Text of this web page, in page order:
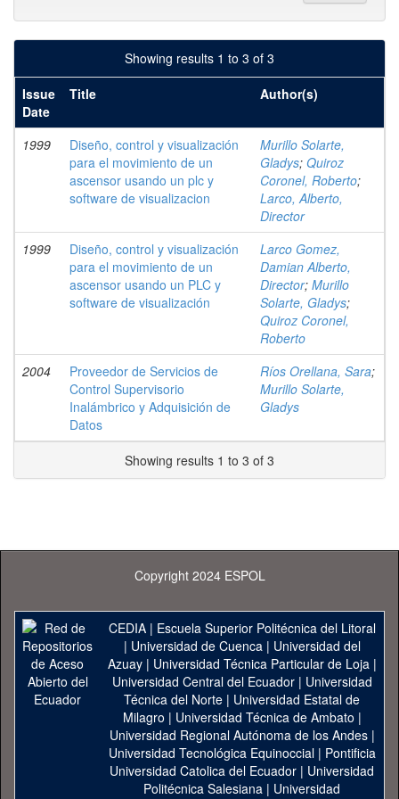
Showing results 1 to 3 of 3
Issue
Date
Title Author(s)
1999
Diseño, control y visualización
para el movimiento de un
ascensor usando un plc y
software de visualizacion
Murillo Solarte,
Gladys; Quiroz
Coronel, Roberto;
Larco, Alberto,
Director
1999
Diseño, control y visualización
para el movimiento de un
ascensor usando un PLC y
software de visualización
Larco Gomez,
Damian Alberto,
Director; Murillo
Solarte, Gladys;
Quiroz Coronel,
Roberto
2004
Proveedor de Servicios de
Control Supervisorio
Inalámbrico y Adquisición de
Datos
Ríos Orellana, Sara;
Murillo Solarte,
Gladys
Showing results 1 to 3 of 3
Copyright 2024 ESPOL
CEDIA| Escuela Superior Politécnica del Litoral
| Universidad de Cuenca| Universidad del
Azuay| Universidad Técnica Particular de Loja|
Universidad Central del Ecuador| Universidad
Técnica del Norte | Universidad Estatal de
Milagro | Universidad Técnica de Ambato |
Universidad Regional Autónoma de los Andes|
Universidad Tecnológica Equinoccial| Pontificia
Universidad Catolica del Ecuador | Universidad
Politécnica Salesiana | Universidad